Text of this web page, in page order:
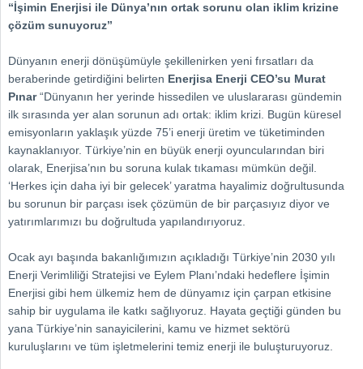
“İşimin Enerjisi ile Dünya’nın ortak sorunu olan iklim krizine
çözüm sunuyoruz’’
Dünyanın enerji dönüşümüyle şekillenirken yeni fırsatları da
beraberinde getirdiğini belirten Enerjisa Enerji CEO’su Murat
Pınar“Dünyanın her yerinde hissedilen ve uluslararası gündemin
ilk sırasında yer alan sorunun adı ortak: iklim krizi. Bugün küresel
emisyonların yaklaşık yüzde 75’i enerji üretim ve tüketiminden
kaynaklanıyor. Türkiye’nin en büyük enerji oyuncularından biri
olarak, Enerjisa’nın bu soruna kulak tıkaması mümkün değil.
‘Herkes için daha iyi bir gelecek’ yaratma hayalimiz doğrultusunda
bu sorunun bir parçası isek çözümün de bir parçasıyız diyor ve
yatırımlarımızı bu doğrultuda yapılandırıyoruz.
Ocak ayı başında bakanlığımızın açıkladığı Türkiye’nin 2030 yılı
Enerji Verimliliği Stratejisi ve Eylem Planı’ndaki hedeflere İşimin
Enerjisi gibi hem ülkemiz hem de dünyamız için çarpan etkisine
sahip bir uygulama ile katkı sağlıyoruz. Hayata geçtiği günden bu
yana Türkiye’nin sanayicilerini, kamu ve hizmet sektörü
kuruluşlarını ve tüm işletmelerini temiz enerji ile buluşturuyoruz.